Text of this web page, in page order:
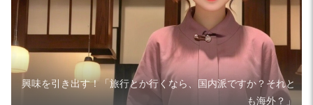
興味を引き出す！「旅行とか行くなら、国内派ですか？それと
も海外？」